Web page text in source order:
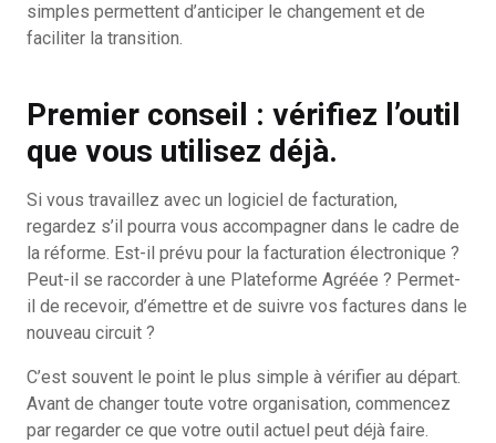
simples permettent d’anticiper le changement et de
faciliter la transition.
Premier conseil : vérifiez l’outil
que vous utilisez déjà.
Si vous travaillez avec un logiciel de facturation,
regardez s’il pourra vous accompagner dans le cadre de
la réforme. Est-il prévu pour la facturation électronique ?
Peut-il se raccorder à une Plateforme Agréée ? Permet-
il de recevoir, d’émettre et de suivre vos factures dans le
nouveau circuit ?
C’est souvent le point le plus simple à vérifier au départ.
Avant de changer toute votre organisation, commencez
par regarder ce que votre outil actuel peut déjà faire.